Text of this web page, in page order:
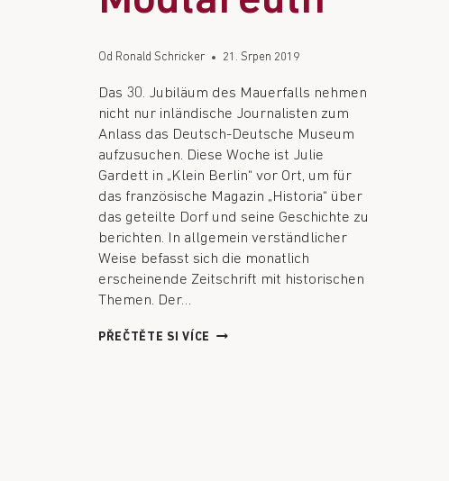
Od Ronald Schricker 21. Srpen 2019
Das 30. Jubiläum des Mauerfalls nehmen
nicht nur inländische Journalisten zum
Anlass das Deutsch-Deutsche Museum
aufzusuchen. Diese Woche ist Julie
Gardett in „Klein Berlin“ vor Ort, um für
das französische Magazin „Historia“ über
das geteilte Dorf und seine Geschichte zu
berichten. In allgemein verständlicher
Weise befasst sich die monatlich
erscheinende Zeitschrift mit historischen
Themen. Der…
PŘEČTĚTE SI VÍCE